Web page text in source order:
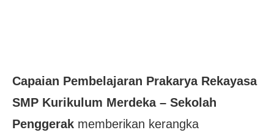
Capaian Pembelajaran Prakarya Rekayasa
SMP Kurikulum Merdeka – Sekolah
Penggerak memberikan kerangka